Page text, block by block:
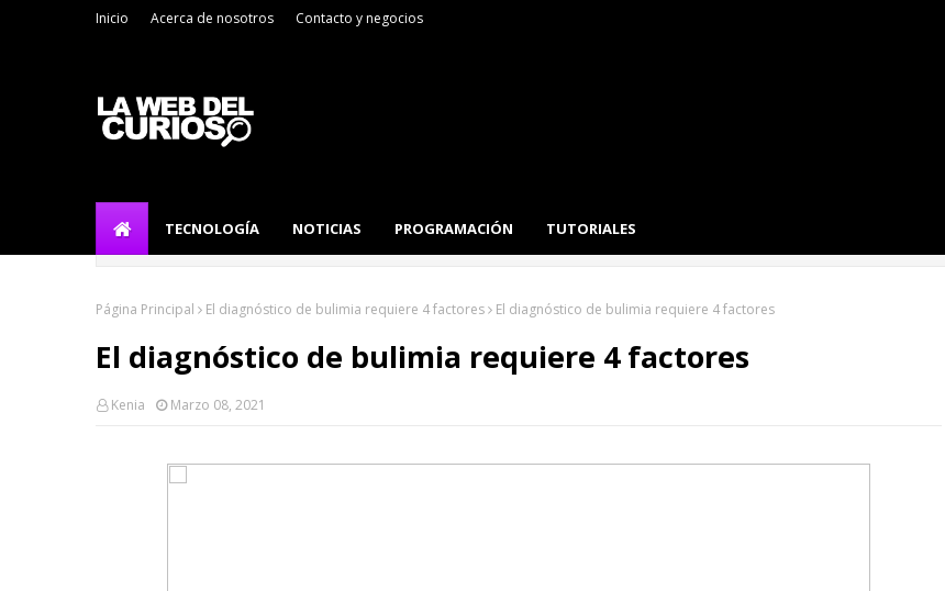
Inicio Acerca de nosotros Contacto y negocios
TECNOLOGÍA NOTICIAS PROGRAMACIÓN TUTORIALES
Página Principal El diagnóstico de bulimia requiere 4 factores El diagnóstico de bulimia requiere 4 factores
El diagnóstico de bulimia requiere 4 factores
Kenia Marzo 08, 2021